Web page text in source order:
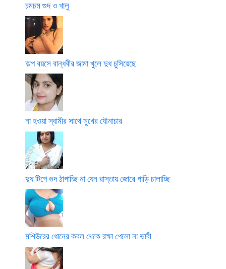
চমচম গুদ ও খালু
অল্প বয়সে বান্ধবীর জামা খুলে দুধ চুসিয়েছে
না হওয়া স্বামীর সাথে সুখের যৌনাচার
দুধ টিপে গুদ ঠাপাচ্ছি না যেন রাস্তায় জোরে গাড়ি চালাচ্ছি
মশিউরের ধোনের কবল থেকে রক্ষা পেলো না ভাবী